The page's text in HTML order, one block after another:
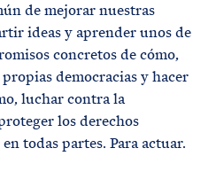
de mejorar nuestras
ideas y aprender unos de
concretos de cómo,
democracias y hacer
luchar contra la
los derechos
todas partes. Para actuar.